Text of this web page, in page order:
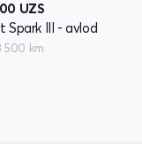
UZS
Spark III - avlod
500 km